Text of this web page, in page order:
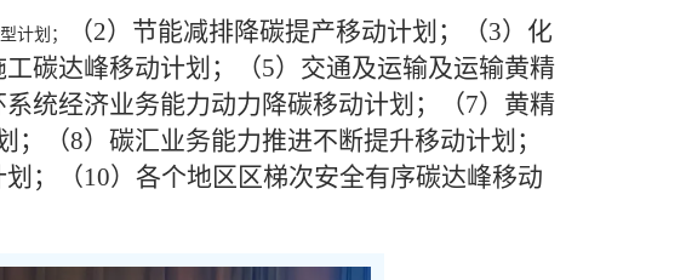
计划；
（2）节能减排降碳提产移动计划；（3）化
碳达峰移动计划；（5）交通及运输及运输黄精
统经济业务能力动力降碳移动计划；（7）黄精
（8）碳汇业务能力推进不断提升移动计划；
；（10）各个地区区梯次安全有序碳达峰移动